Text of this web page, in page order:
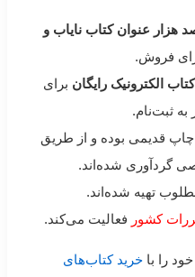
هزار عنوان کتاب نایاب و
فروش.
الکترونیک رایگان برای
به ثبت‌نام.
قدیمی بوده و از طریق
گردآوری شده‌اند.
تهیه شده‌اند.
کشور فعالیت می‌کند.
را با خرید کتاب‌های